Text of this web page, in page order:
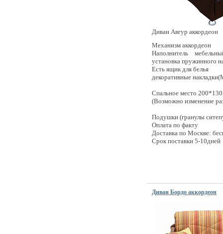
Диван Авгур аккордеон
Механизм аккордеон
Наполнитель
установка пружинного
Есть ящик для белья
декоративные
Спальное место
(Возможно изменение
Подушки (гранулы
Оплата по факту
Доставка по Москве:
Срок поставки 5-10дней
Диван Бордо аккордеон